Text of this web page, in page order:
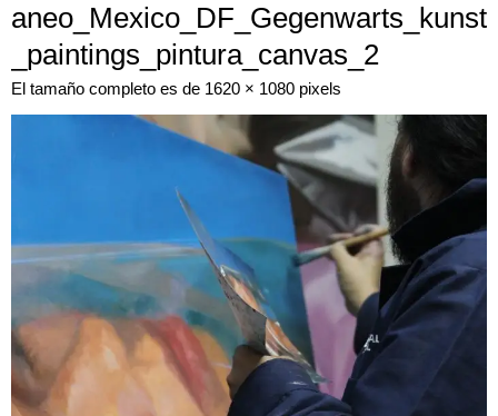
aneo_Mexico_DF_Gegenwarts_kunst
_paintings_pintura_canvas_2
El tamaño completo es de 1620 × 1080 pixels